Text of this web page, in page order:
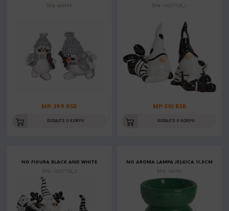
Šifra: 468636
MP: 399 RSD
DODAJTE U KORPU
Šifra: 10027728_1
MP: 510 RSD
DODAJTE U KORPU
NG FIGURA BLACK AND WHITE
Šifra: 10027728_2
NG AROMA LAMPA JELKICA 11,5CM
Šifra: 144784